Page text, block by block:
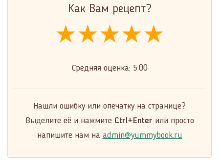
Как Вам рецепт?
★★★★★
★★★★★
★★★★★
Средняя оценка: 5.00
Нашли ошибку или опечатку на странице?
Выделите её и нажмите Ctrl+Enter или просто
напишите нам на admin@yummybook.ru